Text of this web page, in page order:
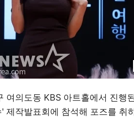
여의도동 KBS 아트홀에서 진행
제작발표회에 참석해 포즈를 취